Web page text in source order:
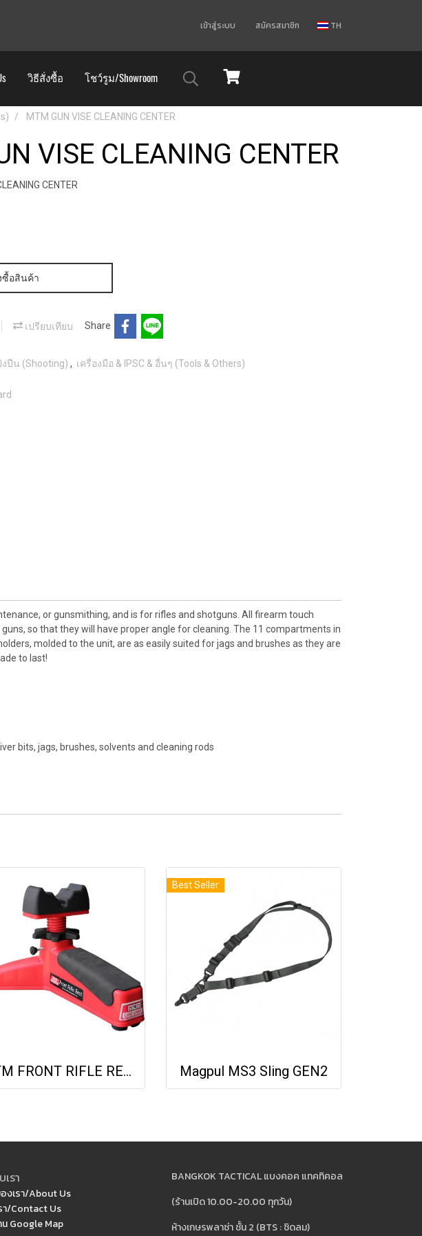
เข้าสู่ระบบ สมัครสมาชิก TH
วิธีสั่งซื้อ โชว์รูม/Showroom
MTM GUN VISE CLEANING CENTER
VISE CLEANING CENTER
CENTER
ซื้อสินค้า
เปรียบเทียบ Share
ปืน (Shooting) , เครื่องมือ & IPSC & อื่นๆ (Tools & Others)
or gunsmithing, and is for rifles and shotguns. All firearm touch
so that they will have proper angle for cleaning. The 11 compartments in
molded to the unit, are as easily suited for jags and brushes as they are
to last!
bits, jags, brushes, solvents and cleaning rods
MTM FRONT RIFLE REST & HANDGUN REST
Best Seller
Magpul MS3 Sling GEN2
รา
งเรา/About Us
า/Contact Us
Google Map
BANGKOK TACTICAL แบงคอค แทคทิคอล
(ร้านเปิด 10.00-20.00 ทุกวัน)
ห้างเกษรพลาซ่า ชั้น 2 (BTS : ชิดลม)